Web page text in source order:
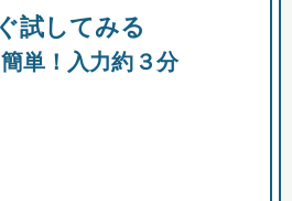
試してみる
単！入力約３分